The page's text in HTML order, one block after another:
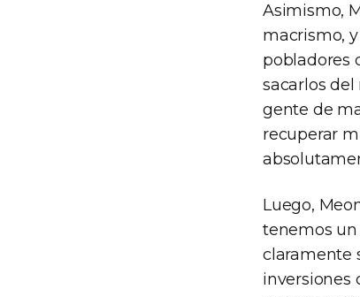
Asimismo,
macrismo,
pobladores
sacarlos
gente de
recuperar
Luego,
tenemos
claramente
inversiones